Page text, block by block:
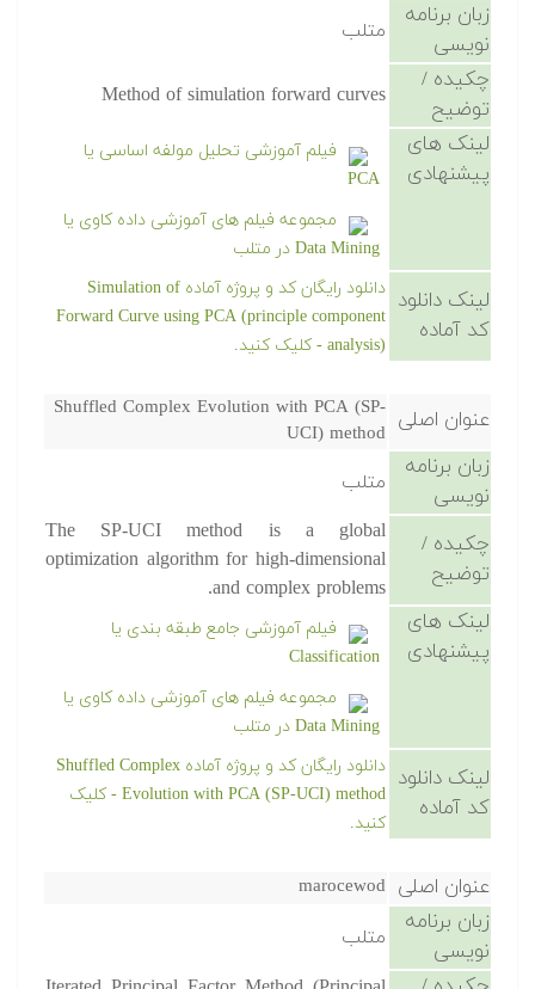
زبان برنامه
نویسی
متلب
چکیده /
توضیح
Method of simulation forward curves
لینک های
پیشنهادی
فیلم آموزشی تحلیل مولفه اساسی یا
PCA
مجموعه فیلم های آموزشی داده کاوی یا
Data Mining در متلب
لینک دانلود
کد آماده
دانلود رایگان کد و پروژه آماده Simulation of
Forward Curve using PCA (principle component
analysis) - کلیک کنید.
عنوان اصلی Shuffled Complex Evolution with PCA (SP-
UCI) method
زبان برنامه
نویسی
متلب
چکیده /
توضیح
The SP-UCI method is a global
optimization algorithm for high-dimensional
and complex problems.
لینک های
پیشنهادی
فیلم آموزشی جامع طبقه بندی یا
Classification
مجموعه فیلم های آموزشی داده کاوی یا
Data Mining در متلب
لینک دانلود
کد آماده
دانلود رایگان کد و پروژه آماده Shuffled Complex
Evolution with PCA (SP-UCI) method - کلیک
کنید.
عنوان اصلی marocewod
زبان برنامه
نویسی
متلب